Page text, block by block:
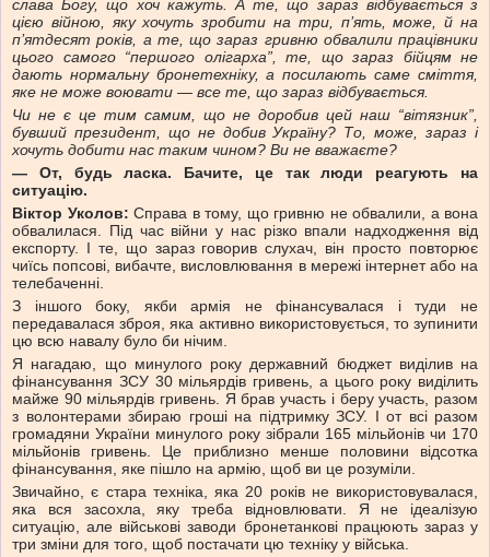
слава Богу, що хоч кажуть. А те, що зараз відбувається з
цією війною, яку хочуть зробити на три, п’ять, може, й на
п’ятдесят років, а те, що зараз гривню обвалили працівники
цього самого “першого олігарха”, те, що зараз бійцям не
дають нормальну бронетехніку, а посилають саме сміття,
яке не може воювати — все те, що зараз відбувається.
Чи не є це тим самим, що не доробив цей наш “вітязник”,
бувший президент, що не добив Україну? То, може, зараз і
хочуть добити нас таким чином? Ви не вважаєте?
— От, будь ласка. Бачите, це так люди реагують на
ситуацію.
Віктор Уколов: Справа в тому, що гривню не обвалили, а вона
обвалилася. Під час війни у нас різко впали надходження від
експорту. І те, що зараз говорив слухач, він просто повторює
чиїсь попсові, вибачте, висловлювання в мережі інтернет або на
телебаченні.
З іншого боку, якби армія не фінансувалася і туди не
передавалася зброя, яка активно використовується, то зупинити
цю всю навалу було би нічим.
Я нагадаю, що минулого року державний бюджет виділив на
фінансування ЗСУ 30 мільярдів гривень, а цього року виділить
майже 90 мільярдів гривень. Я брав участь і беру участь, разом
з волонтерами збираю гроші на підтримку ЗСУ. І от всі разом
громадяни України минулого року зібрали 165 мільйонів чи 170
мільйонів гривень. Це приблизно менше половини відсотка
фінансування, яке пішло на армію, щоб ви це розуміли.
Звичайно, є стара техніка, яка 20 років не використовувалася,
яка вся засохла, яку треба відновлювати. Я не ідеалізую
ситуацію, але військові заводи бронетанкові працюють зараз у
три зміни для того, щоб постачати цю техніку у війська.